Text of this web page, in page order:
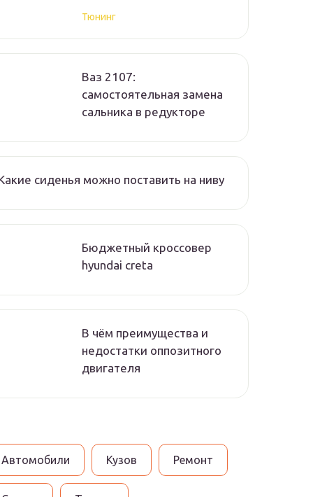
Тюнинг
Ваз 2107:
самостоятельная замена
сальника в редукторе
сиденья можно поставить на ниву
Бюджетный кроссовер
hyundai creta
В чём преимущества и
недостатки оппозитного
двигателя
Автомобили Кузов Ремонт